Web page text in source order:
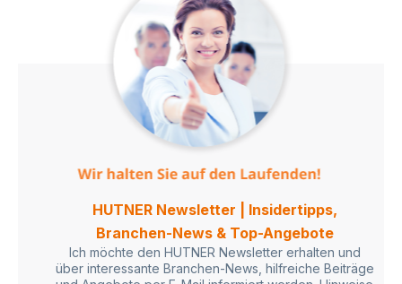
HUTNER Newsletter | Insidertipps,
Branchen-News & Top-Angebote
Ich möchte den HUTNER Newsletter erhalten und
über interessante Branchen-News, hilfreiche Beiträge